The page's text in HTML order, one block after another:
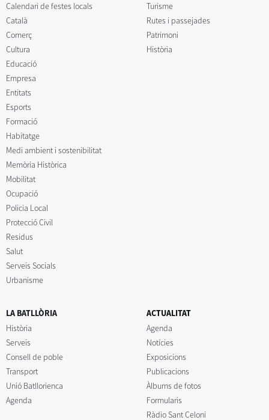
Calendari de festes locals
Català
Comerç
Cultura
Educació
Empresa
Entitats
Esports
Formació
Habitatge
Medi ambient i sostenibilitat
Memòria Històrica
Mobilitat
Ocupació
Policia Local
Protecció Civil
Residus
Salut
Serveis Socials
Urbanisme
Turisme
Rutes i passejades
Patrimoni
Història
LA BATLLÒRIA
Història
Serveis
Consell de poble
Transport
Unió Batllorienca
Agenda
ACTUALITAT
Agenda
Notícies
Exposicions
Publicacions
Àlbums de fotos
Formularis
Ràdio Sant Celoni